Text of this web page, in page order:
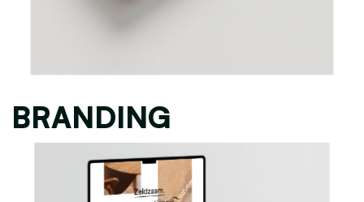
BRANDING